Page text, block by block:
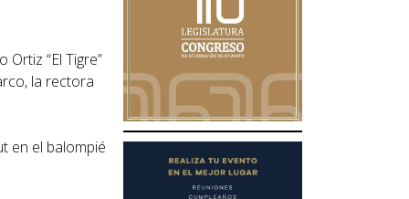
“El Tigre”
la rectora
en el balompié